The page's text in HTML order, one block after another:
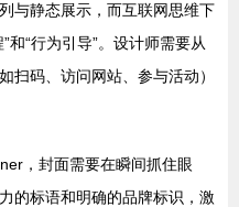
与静态展示，而互联网思维下
和“行为引导”。设计师需要从
扫码、访问网站、参与活动）
，封面需要在瞬间抓住眼
的标语和明确的品牌标识，激